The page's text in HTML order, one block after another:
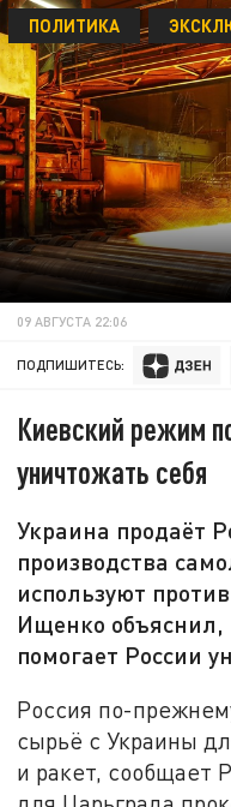
ПОЛИТИКА
09 АВГУСТА 22:06
ПОДПИШИТЕСЬ:
Киевский режим
уничтожать себя
Украина продаёт
производства
используют
Ищенко объяснил,
помогает России
Россия по-
сырьё с Украины
и ракет, сообщает